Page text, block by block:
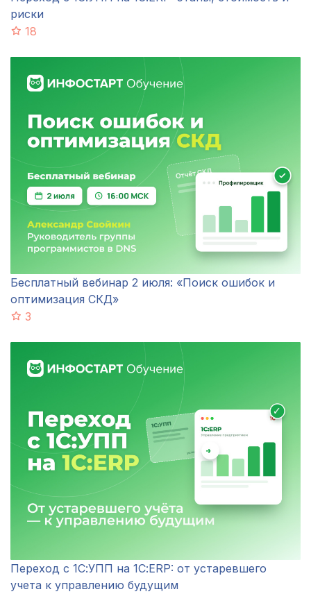
риски
18
Бесплатный вебинар 2 июля: «Поиск ошибок и
оптимизация СКД»
3
Переход с 1С:УПП на 1С:ERP: от устаревшего
учета к управлению будущим